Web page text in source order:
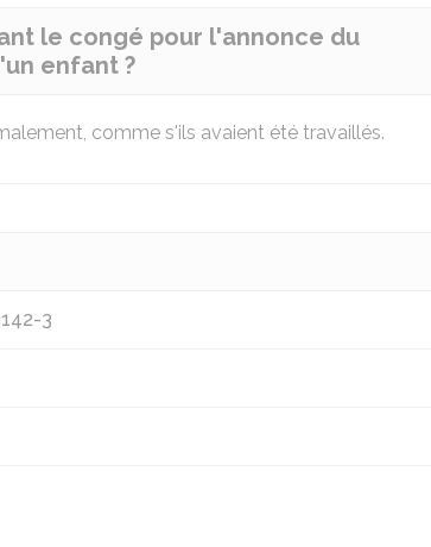
le congé pour l'annonce du
enfant ?
comme s'ils avaient été travaillés.
3